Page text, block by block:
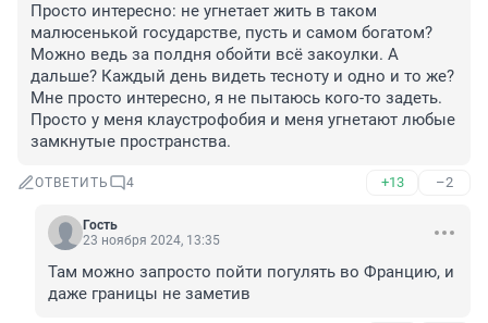
Просто интересно: не угнетает жить в таком
малюсенькой государстве, пусть и самом богатом?
Можно ведь за полдня обойти всё закоулки. А
дальше? Каждый день видеть тесноту и одно и то же?
Мне просто интересно, я не пытаюсь кого-то задеть.
Просто у меня клаустрофобия и меня угнетают любые
замкнутые пространства.
ОТВЕТИТЬ 4 +13 –2
Гость
23 ноября 2024, 13:35
Там можно запросто пойти погулять во Францию, и
даже границы не заметив